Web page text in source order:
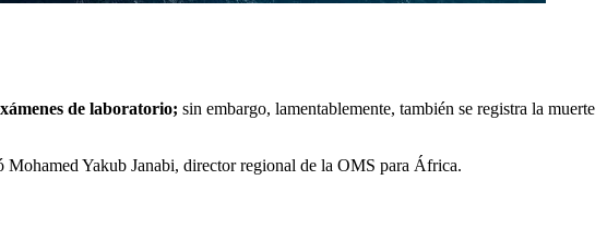
de laboratorio; sin embargo, lamentablemente, también se registra la muerte
Mohamed Yakub Janabi, director regional de la OMS para África.